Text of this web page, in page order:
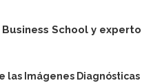
School y
Imágenes